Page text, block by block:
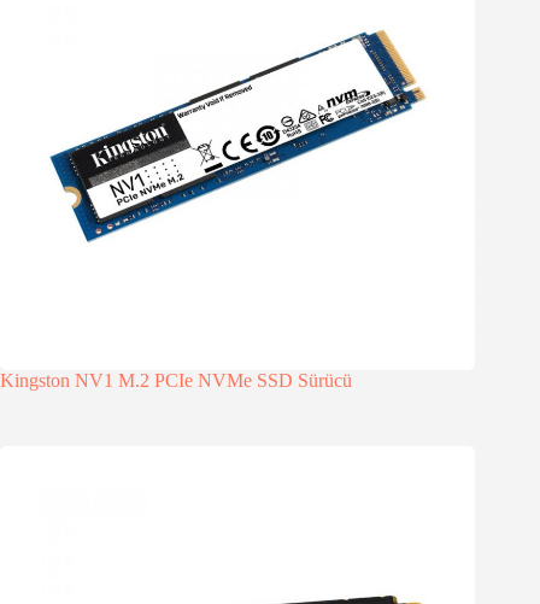
Kingston NV1 M.2 PCIe NVMe SSD Sürücü